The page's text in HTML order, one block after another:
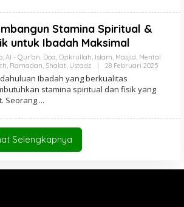
Stamina Spiritual &
untuk Ibadah Maksimal
, Al - Qur'an, Doa, Dzikrullah, Islam, Masjid, Mental
, Ramadan, Shalat, Ustadz 28 Februari 2025Oleh
Ibadah yang berkualitas
stamina spiritual dan fisik yang
Seorang
Selengkapnya